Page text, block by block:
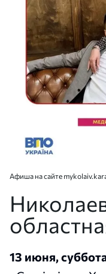
Афиша на сайте
13 июня,